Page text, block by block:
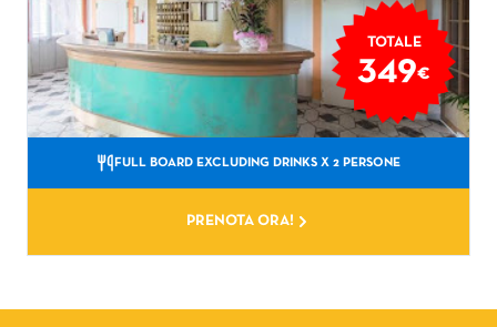
TOTALE
349€
FULL BOARD EXCLUDING DRINKS X 2 PERSONE
PRENOTA ORA!